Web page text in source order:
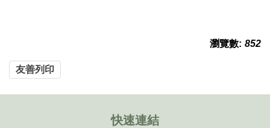
瀏覽數: 852
友善列印
快速連結